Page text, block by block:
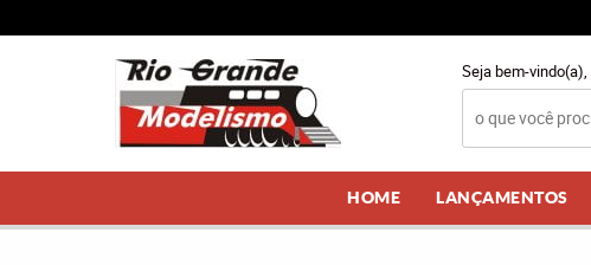
Seja bem-vindo(a),
HOME LANÇAMENTOS